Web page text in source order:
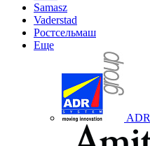
Samasz
Vaderstad
Ростсельмаш
Еще
ADR